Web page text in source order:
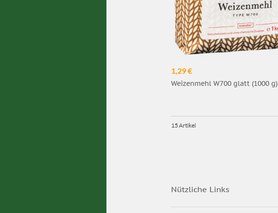
1,29 €
Weizenmehl W700 glatt (1000 g)
15 Artikel
Nützliche Links